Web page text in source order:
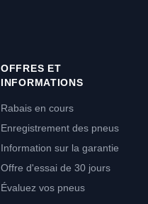
OFFRES ET
INFORMATIONS
Rabais en cours
Enregistrement des pneus
Information sur la garantie
Offre d'essai de 30 jours
Évaluez vos pneus